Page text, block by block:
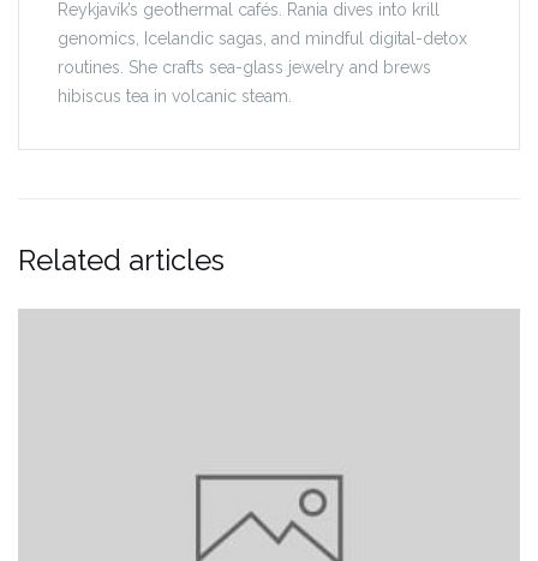
Reykjavík’s geothermal cafés. Rania dives into krill
genomics, Icelandic sagas, and mindful digital-detox
routines. She crafts sea-glass jewelry and brews
hibiscus tea in volcanic steam.
Related articles